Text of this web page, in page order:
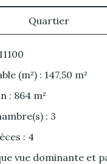
Quartier
(m²) : 147,50 m²
: 864 m²
: 3
: 4
vue dominante et